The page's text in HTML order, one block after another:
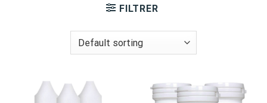
FILTRER